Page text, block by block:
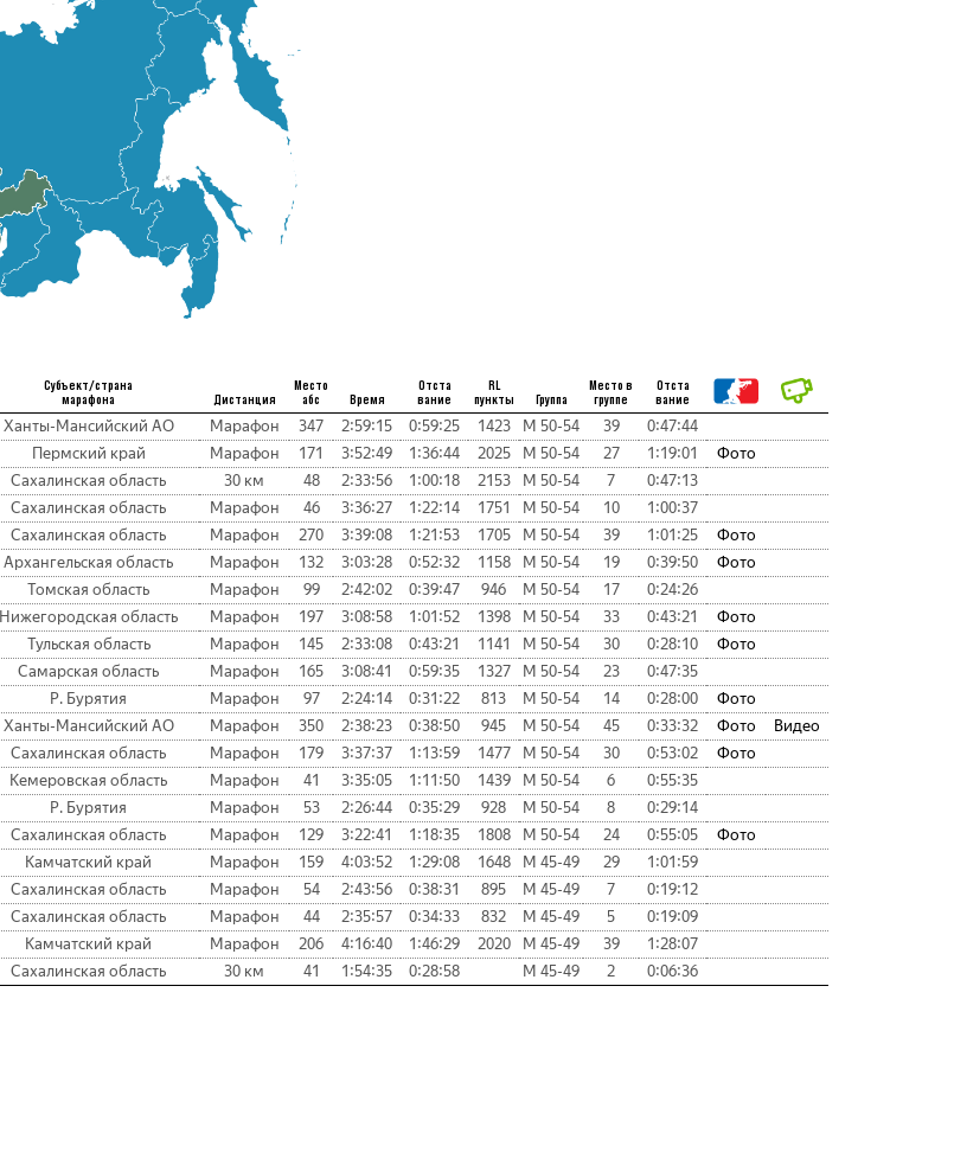
Субъект/страна
марафона
Дистанция
Место
абс
Время
Отста
вание
RL
пункты
Группа
Место в
группе
Отста
вание
Ханты-Мансийский АО Марафон 347 2:59:15 0:59:25 1423 М 50-54 39
0:47:44
Пермский край Марафон 171 3:52:49 1:36:44 2025 М 50-54 27 1:19:01
Фото
Сахалинская область 30 км 48 2:33:56 1:00:18 2153 М 50-54 7
0:47:13
Сахалинская область Марафон 46 3:36:27 1:22:14 1751 М 50-54 10
1:00:37
Сахалинская область Марафон 270 3:39:08 1:21:53 1705 М 50-54 39 1:01:25
Фото
Архангельская область Марафон 132 3:03:28 0:52:32 1158 М 50-54 19 0:39:50
Фото
Томская область Марафон 99 2:42:02 0:39:47 946 М 50-54 17
0:24:26
Нижегородская область Марафон 197 3:08:58 1:01:52 1398 М 50-54 33 0:43:21
Фото
Тульская область Марафон 145 2:33:08 0:43:21 1141 М 50-54 30 0:28:10
Фото
Самарская область Марафон 165 3:08:41 0:59:35 1327 М 50-54 23
0:47:35
Р. Бурятия Марафон 97 2:24:14 0:31:22 813 М 50-54 14 0:28:00
Фото
Ханты-Мансийский АО Марафон 350 2:38:23 0:38:50 945 М 50-54 45 0:33:32 Фото
Видео
Сахалинская область Марафон 179 3:37:37 1:13:59 1477 М 50-54 30 0:53:02
Фото
Кемеровская область Марафон 41 3:35:05 1:11:50 1439 М 50-54 6
0:55:35
Р. Бурятия Марафон 53 2:26:44 0:35:29 928 М 50-54 8
0:29:14
Сахалинская область Марафон 129 3:22:41 1:18:35 1808 М 50-54 24 0:55:05
Фото
Камчатский край Марафон 159 4:03:52 1:29:08 1648 М 45-49 29
1:01:59
Сахалинская область Марафон 54 2:43:56 0:38:31 895 М 45-49 7
0:19:12
Сахалинская область Марафон 44 2:35:57 0:34:33 832 М 45-49 5
0:19:09
Камчатский край Марафон 206 4:16:40 1:46:29 2020 М 45-49 39
1:28:07
Сахалинская область 30 км 41 1:54:35 0:28:58 М 45-49 2 0:06:36